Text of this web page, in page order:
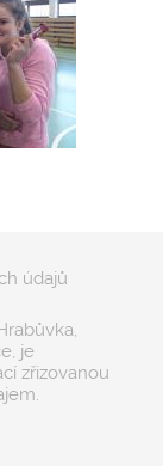
údajů
je
zřizovanou